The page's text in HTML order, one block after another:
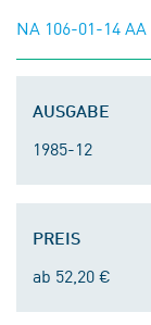
NA 106-01-14 AA
AUSGABE
1985-12
PREIS
ab 52,20 €